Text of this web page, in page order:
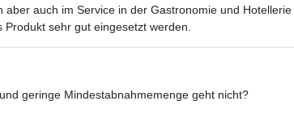
auch im Service in der Gastronomie und
sehr gut eingesetzt werden.
geringe Mindestabnahmemenge geht nicht?